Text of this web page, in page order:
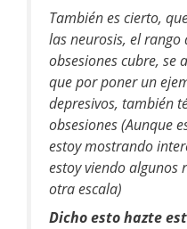
También es cierto,
las neurosis, el rango
obsesiones cubre, se
que por poner un
depresivos, también
obsesiones (Aunque
estoy mostrando
estoy viendo algunos
otra escala)
Dicho esto hazte